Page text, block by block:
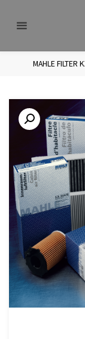
MAHLE FILTER